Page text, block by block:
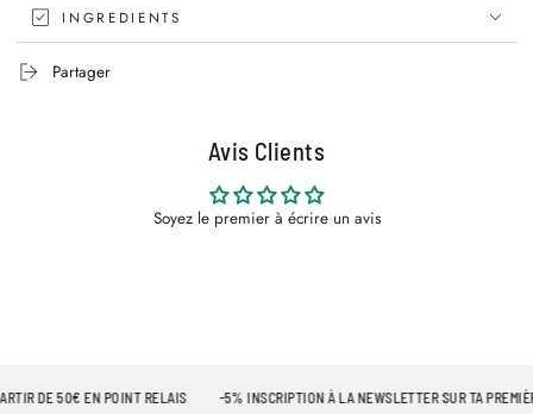
INGREDIENTS
Partager
Avis Clients
Soyez le premier à écrire un avis
DE 50€ EN POINT RELAIS -5% INSCRIPTION À LA NEWSLETTER SUR TA PREMIÈRE